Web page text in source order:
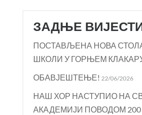
ЗАДЊЕ
ПОСТАВЉЕНА НОВА
ШКОЛИ У ГОРЊЕМ
ОБАВЈЕШТЕЊЕ! 22/06/2026
НАШ ХОР НАСТУПИО НА
АКАДЕМИЈИ ПОВОДОМ